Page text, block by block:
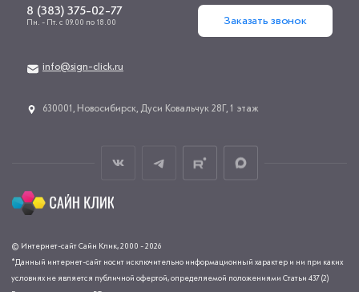
8 (383) 375-02-77
Пн. - Пт. с 09.00 по 18.00 Заказать звонок
info@sign-click.ru
​630001, Новосибирск, Дуси Ковальчук 28Г, 1 этаж
© Интернет-сайт Сайн Клик, 2000 - 2026
*Данный интернет-сайт носит исключительно информационный характер и ни при каких
условиях не является публичной офертой, определяемой положениями Статьи 437 (2)